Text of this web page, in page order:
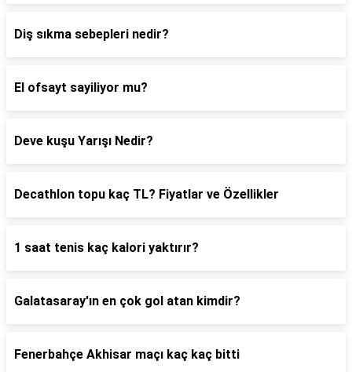
Diş sıkma sebepleri nedir?
El ofsayt sayiliyor mu?
Deve kuşu Yarışı Nedir?
Decathlon topu kaç TL? Fiyatlar ve Özellikler
1 saat tenis kaç kalori yaktırır?
Galatasaray'ın en çok gol atan kimdir?
Fenerbahçe Akhisar maçı kaç kaç bitti